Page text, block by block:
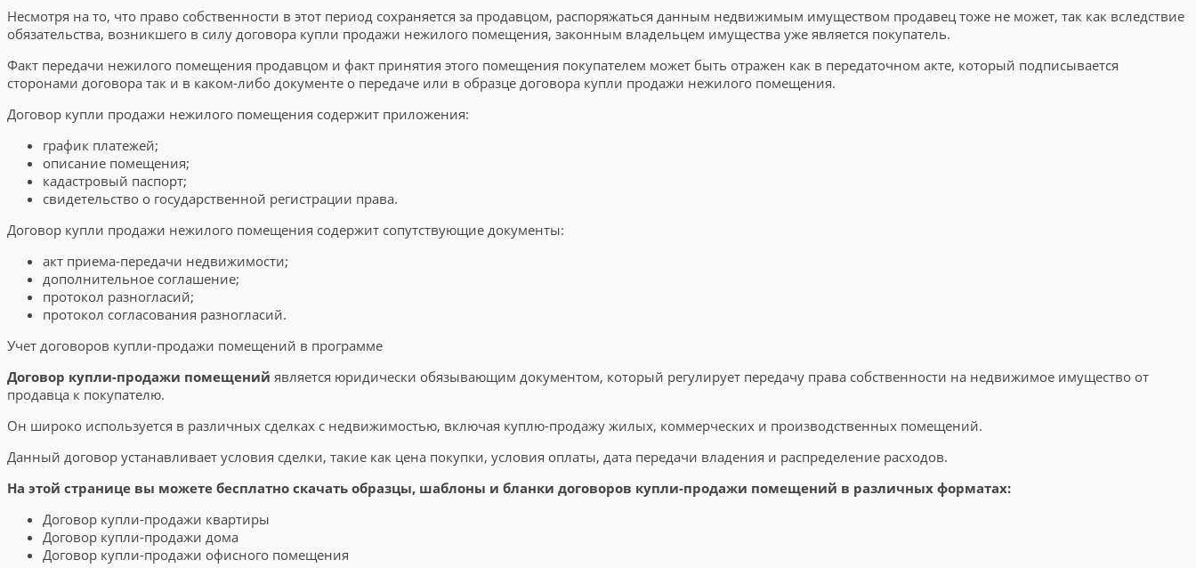
Несмотря на то, что право собственности в этот период сохраняется за продавцом, распоряжаться данным недвижимым имуществом продавец тоже не может, так как вследствие
обязательства, возникшего в силу договора купли продажи нежилого помещения, законным владельцем имущества уже является покупатель.
Факт передачи нежилого помещения продавцом и факт принятия этого помещения покупателем может быть отражен как в передаточном акте, который подписывается
сторонами договора так и в каком-либо документе о передаче или в образце договора купли продажи нежилого помещения.
Договор купли продажи нежилого помещения содержит приложения:
график платежей;
описание помещения;
кадастровый паспорт;
свидетельство о государственной регистрации права.
Договор купли продажи нежилого помещения содержит сопутствующие документы:
акт приема-передачи недвижимости;
дополнительное соглашение;
протокол разногласий;
протокол согласования разногласий.
Учет договоров купли-продажи помещений в программе
Договор купли-продажи помещений является юридически обязывающим документом, который регулирует передачу права собственности на недвижимое имущество от
продавца к покупателю.
Он широко используется в различных сделках с недвижимостью, включая куплю-продажу жилых, коммерческих и производственных помещений.
Данный договор устанавливает условия сделки, такие как цена покупки, условия оплаты, дата передачи владения и распределение расходов.
На этой странице вы можете бесплатно скачать образцы, шаблоны и бланки договоров купли-продажи помещений в различных форматах:
Договор купли-продажи квартиры
Договор купли-продажи дома
Договор купли-продажи офисного помещения